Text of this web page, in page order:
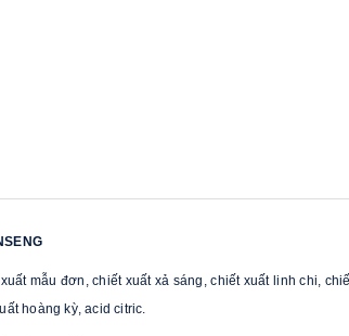
mẫu đơn, chiết xuất xả sáng, chiết xuất linh chi,
hoàng kỳ, acid citric.